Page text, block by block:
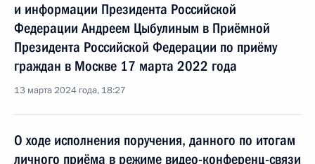
и информации Президента Российской
Федерации Андреем Цыбулиным в Приёмной
Президента Российской Федерации по приёму
граждан в Москве 17 марта 2022 года
13 марта 2024 года, 18:27
О ходе исполнения поручения, данного по итогам
личного приёма в режиме видео-конференц-связи